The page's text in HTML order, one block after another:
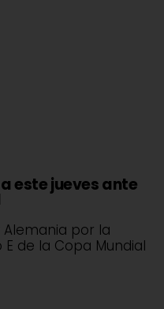
este jueves ante
por la
de la Copa Mundial